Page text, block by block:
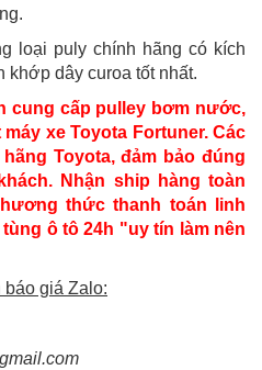
loại puly chính hãng có kích
khớp dây curoa tốt nhất.
cung cấp pulley bơm nước,
xe Toyota Fortuner. Các
Toyota, đảm bảo đúng
Nhận ship hàng toàn
thức thanh toán linh
ô tô 24h "uy tín làm nên
giá Zalo: